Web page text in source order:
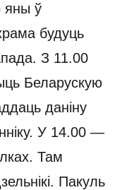
яны ў
будуць
З 11.00
Беларускую
даніну
У 14.00 —
Там
Пакуль